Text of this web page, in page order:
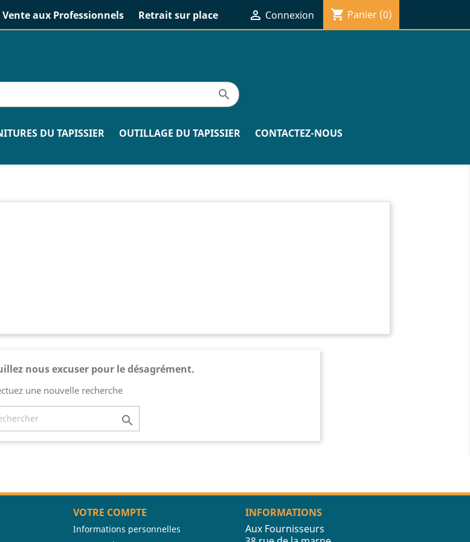
Vente aux Professionnels Retrait sur place  Connexion shopping_cart Panier (0)

DU TAPISSIER OUTILLAGE DU TAPISSIER CONTACTEZ-NOUS
nous excuser pour le désagrément.
une nouvelle recherche

VOTRE COMPTE
Informations personnelles
INFORMATIONS
Aux Fournisseurs